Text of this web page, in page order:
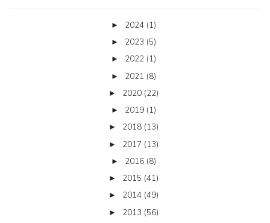
► 2024 (1)
► 2023 (5)
► 2022 (1)
► 2021 (8)
► 2020 (22)
► 2019 (1)
► 2018 (13)
► 2017 (13)
► 2016 (8)
► 2015 (41)
► 2014 (49)
► 2013 (56)